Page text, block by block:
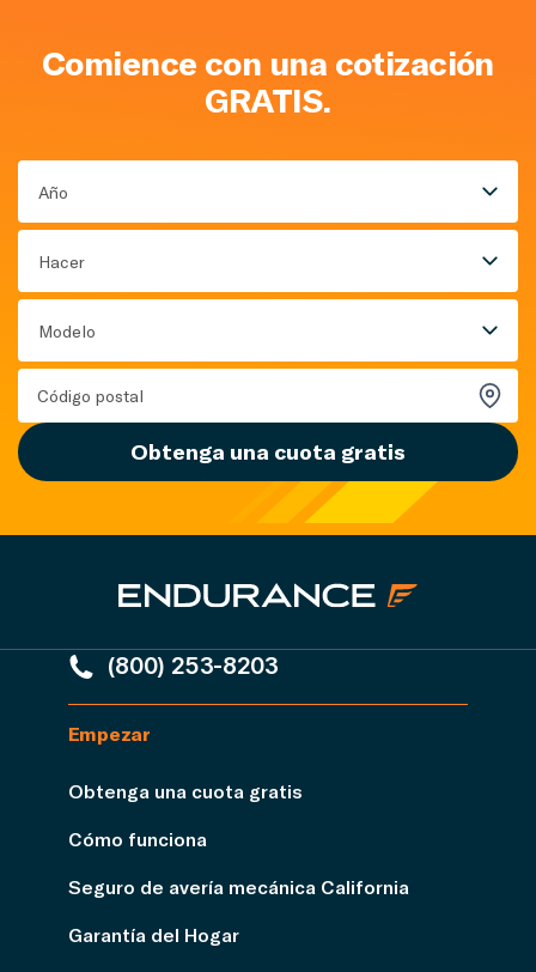
Comience con una cotización
GRATIS.
Año
Hacer
Modelo
Obtenga una cuota gratis
(800) 253-8203
Empezar
Obtenga una cuota gratis
Cómo funciona
Seguro de avería mecánica California
Garantía del Hogar